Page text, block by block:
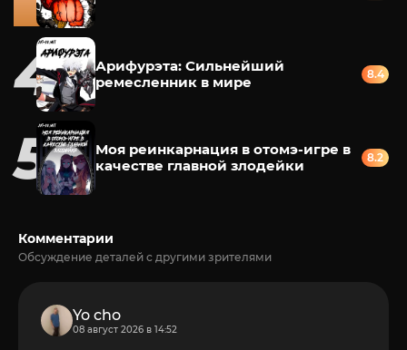
Арифурэта: Сильнейший
ремесленник в мире
8.4
Моя реинкарнация в отомэ-игре в
качестве главной злодейки
8.2
Комментарии
Обсуждение деталей с другими зрителями
Yo cho
08 август 2026 в 14:52